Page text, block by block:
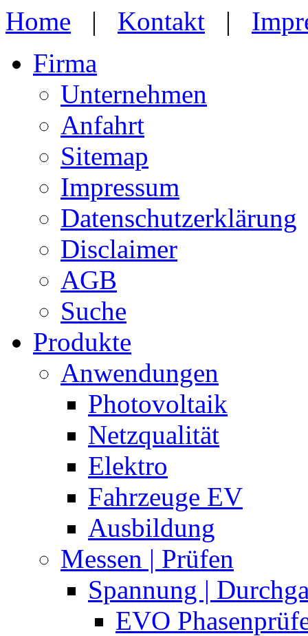
Home | Kontakt |
Firma
Unternehmen
Anfahrt
Sitemap
Impressum
Datenschutzerklärung
Disclaimer
AGB
Suche
Produkte
Anwendungen
Photovoltaik
Netzqualität
Elektro
Fahrzeuge EV
Ausbildung
Messen | Prüfen
Spannung |
EVO